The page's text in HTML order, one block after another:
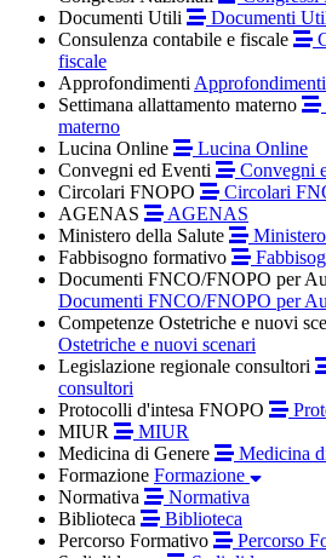
Documenti Utili
Documenti
Consulenza contabile e fiscale
fiscale
Approfondimenti Approfondimenti
Settimana allattamento materno
materno
Lucina Online
Lucina Online
Convegni ed Eventi
Convegni
Circolari FNOPO
Circolari
AGENAS
AGENAS
Ministero della Salute
Fabbisogno formativo
Documenti FNCO/FNOPO per
Documenti FNCO/FNOPO per
Competenze Ostetriche e nuovi
Ostetriche e nuovi scenari
Legislazione regionale consultori
consultori
Protocolli d'intesa FNOPO
MIUR
MIUR
Medicina di Genere
Medicina
Formazione Formazione
Normativa
Normativa
Biblioteca
Biblioteca
Percorso Formativo
Percorso